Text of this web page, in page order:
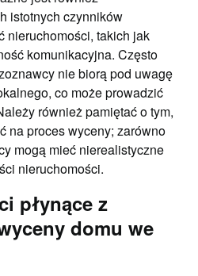
istotnych czynników
nieruchomości, takich jak
komunikacyjna. Często
nie biorą pod uwagę
co może prowadzić
również pamiętać o tym,
na proces wyceny; zarówno
mogą mieć nierealistyczne
nieruchomości.
płynące z
domu we